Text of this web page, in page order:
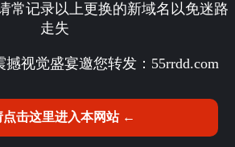
常记录以上更换的新域名以免迷路
走失
视觉盛宴邀您转发： 55rrdd.com
击这里进入本网站 ←